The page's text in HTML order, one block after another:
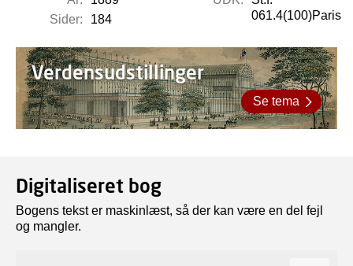
Sider:
184
061.4(100)Paris
Verdensudstillinger
Se tema
Digitaliseret bog
Bogens tekst er maskinlæst, så der kan være en del fejl
og mangler.